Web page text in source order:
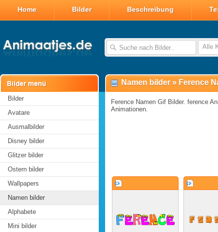
Home Bilder Beschreibung
Alle
Bilder
Avatare
Ausmalbilder
Disney bilder
Glitzer bilder
Ostern bilder
Wallpapers
Namen bilder
Alphabete
Mini bilder
Namen bilder » Ference
Ference Namen Gif Bilder. ference
Animationen.